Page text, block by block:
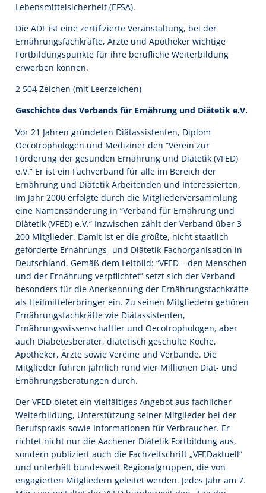
Lebensmittelsicherheit (EFSA).
Die ADF ist eine zertifizierte Veranstaltung, bei der
Ernährungsfachkräfte, Ärzte und Apotheker wichtige
Fortbildungspunkte für ihre berufliche Weiterbildung
erwerben können.
2 504 Zeichen (mit Leerzeichen)
Geschichte des Verbands für Ernährung und Diätetik e.V.
Vor 21 Jahren gründeten Diätassistenten, Diplom
Oecotrophologen und Mediziner den “Verein zur
Förderung der gesunden Ernährung und Diätetik (VFED)
e.V.” Er ist ein Fachverband für alle im Bereich der
Ernährung und Diätetik Arbeitenden und Interessierten.
Im Jahr 2000 erfolgte durch die Mitgliederversammlung
eine Namensänderung in “Verband für Ernährung und
Diätetik (VFED) e.V.” Inzwischen zählt der Verband über 3
200 Mitglieder. Damit ist er die größte, nicht staatlich
geförderte Ernährungs- und Diätetik-Fachorganisation in
Deutschland. Gemäß dem Leitbild: “VFED – den Menschen
und der Ernährung verpflichtet” setzt sich der Verband
besonders für die Anerkennung der Ernährungsfachkräfte
als Heilmittelerbringer ein. Zu seinen Mitgliedern gehören
Ernährungsfachkräfte wie Diätassistenten,
Ernährungswissenschaftler und Oecotrophologen, aber
auch Diabetesberater, diätetisch geschulte Köche,
Apotheker, Ärzte sowie Vereine und Verbände. Die
Mitglieder führen jährlich rund vier Millionen Diät- und
Ernährungsberatungen durch.
Der VFED bietet ein vielfältiges Angebot aus fachlicher
Weiterbildung, Unterstützung seiner Mitglieder bei der
Berufspraxis sowie Informationen für Verbraucher. Er
richtet nicht nur die Aachener Diätetik Fortbildung aus,
sondern publiziert auch die Fachzeitschrift „VFEDaktuell“
und unterhält bundesweit Regionalgruppen, die von
engagierten Mitgliedern geleitet werden. Jedes Jahr am 7.